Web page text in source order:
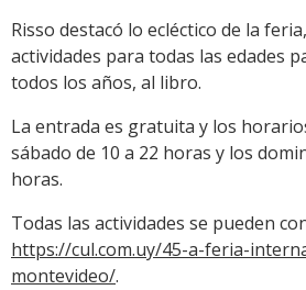
Risso destacó lo ecléctico de la
actividades para todas las edades
todos los años, al libro.
La entrada es gratuita y los
sábado de 10 a 22 horas y los
horas.
Todas las actividades se pueden
https://cul.com.uy/45-a-feria-
montevideo/.